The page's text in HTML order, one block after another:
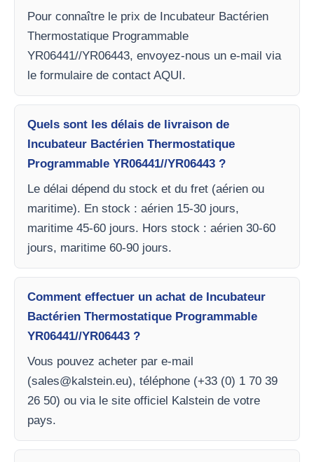
Pour connaître le prix de Incubateur Bactérien
Thermostatique Programmable
YR06441//YR06443, envoyez-nous un e-mail via
le formulaire de contact AQUI.
Quels sont les délais de livraison de
Incubateur Bactérien Thermostatique
Programmable YR06441//YR06443 ?
Le délai dépend du stock et du fret (aérien ou
maritime). En stock : aérien 15-30 jours,
maritime 45-60 jours. Hors stock : aérien 30-60
jours, maritime 60-90 jours.
Comment effectuer un achat de Incubateur
Bactérien Thermostatique Programmable
YR06441//YR06443 ?
Vous pouvez acheter par e-mail
(sales@kalstein.eu), téléphone (+33 (0) 1 70 39
26 50) ou via le site officiel Kalstein de votre
pays.